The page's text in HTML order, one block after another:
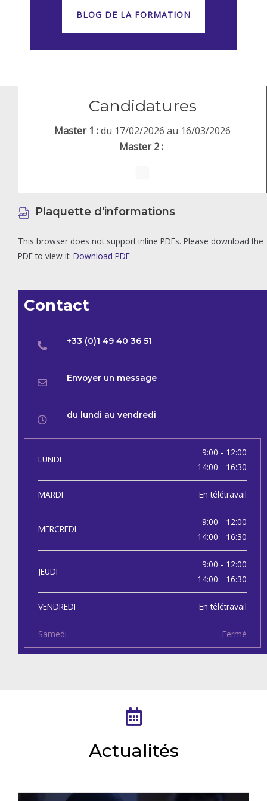
BLOG DE LA FORMATION
Candidatures
Master 1 :du 17/02/2026 au 16/03/2026
Master 2 :
Plaquette d'informations
This browser does not support inline PDFs. Please download the
PDF to view it: Download PDF
Contact
+33 (0)1 49 40 36 51
Envoyer un message
du lundi au vendredi
LUNDI
9:00 - 12:00
14:00 - 16:30
MARDI En télétravail
MERCREDI
9:00 - 12:00
14:00 - 16:30
JEUDI
9:00 - 12:00
14:00 - 16:30
VENDREDI En télétravail
Samedi Fermé
Actualités